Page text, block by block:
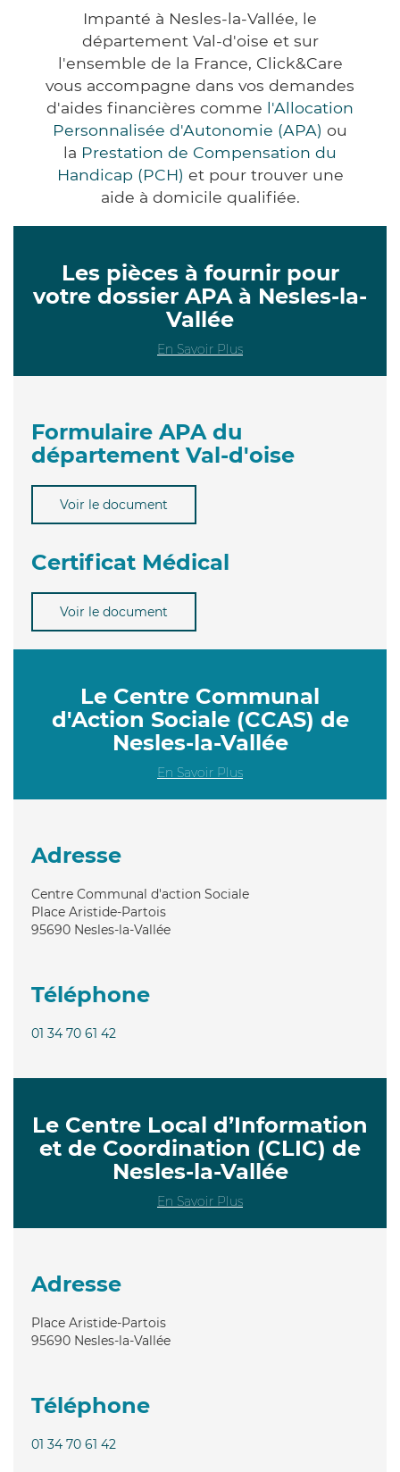
Impanté à Nesles-la-Vallée, le
département Val-d'oise et sur
l'ensemble de la France, Click&Care
vous accompagne dans vos demandes
d'aides financières comme l'Allocation
Personnalisée d'Autonomie (APA) ou
la Prestation de Compensation du
Handicap (PCH) et pour trouver une
aide à domicile qualifiée.
Les pièces à fournir pour
votre dossier APA à Nesles-la-
Vallée
En Savoir Plus
Formulaire APA du
département Val-d'oise
Voir le document
Certificat Médical
Voir le document
Le Centre Communal
d'Action Sociale (CCAS) de
Nesles-la-Vallée
En Savoir Plus
Adresse
Centre Communal d'action Sociale
Place Aristide-Partois
95690 Nesles-la-Vallée
Téléphone
01 34 70 61 42
Le Centre Local d’Information
et de Coordination (CLIC) de
Nesles-la-Vallée
En Savoir Plus
Adresse
Place Aristide-Partois
95690 Nesles-la-Vallée
Téléphone
01 34 70 61 42